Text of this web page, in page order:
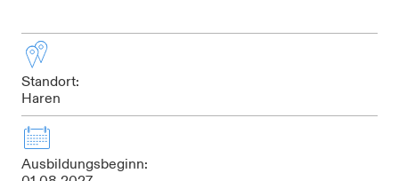
Standort:
Haren
Ausbildungsbeginn: